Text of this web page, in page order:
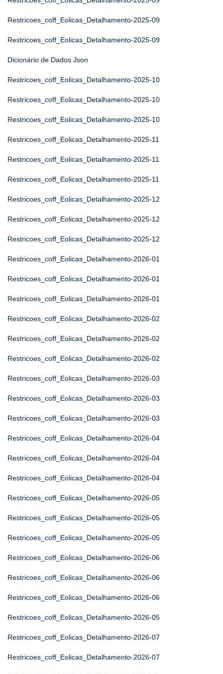
Restricoes_coff_Eolicas_Detalhamento-2025-09
Restricoes_coff_Eolicas_Detalhamento-2025-09
Dicionário de Dados Json
Restricoes_coff_Eolicas_Detalhamento-2025-10
Restricoes_coff_Eolicas_Detalhamento-2025-10
Restricoes_coff_Eolicas_Detalhamento-2025-10
Restricoes_coff_Eolicas_Detalhamento-2025-11
Restricoes_coff_Eolicas_Detalhamento-2025-11
Restricoes_coff_Eolicas_Detalhamento-2025-11
Restricoes_coff_Eolicas_Detalhamento-2025-12
Restricoes_coff_Eolicas_Detalhamento-2025-12
Restricoes_coff_Eolicas_Detalhamento-2025-12
Restricoes_coff_Eolicas_Detalhamento-2026-01
Restricoes_coff_Eolicas_Detalhamento-2026-01
Restricoes_coff_Eolicas_Detalhamento-2026-01
Restricoes_coff_Eolicas_Detalhamento-2026-02
Restricoes_coff_Eolicas_Detalhamento-2026-02
Restricoes_coff_Eolicas_Detalhamento-2026-02
Restricoes_coff_Eolicas_Detalhamento-2026-03
Restricoes_coff_Eolicas_Detalhamento-2026-03
Restricoes_coff_Eolicas_Detalhamento-2026-03
Restricoes_coff_Eolicas_Detalhamento-2026-04
Restricoes_coff_Eolicas_Detalhamento-2026-04
Restricoes_coff_Eolicas_Detalhamento-2026-04
Restricoes_coff_Eolicas_Detalhamento-2026-05
Restricoes_coff_Eolicas_Detalhamento-2026-05
Restricoes_coff_Eolicas_Detalhamento-2026-05
Restricoes_coff_Eolicas_Detalhamento-2026-06
Restricoes_coff_Eolicas_Detalhamento-2026-06
Restricoes_coff_Eolicas_Detalhamento-2026-06
Restricoes_coff_Eolicas_Detalhamento-2026-05
Restricoes_coff_Eolicas_Detalhamento-2026-07
Restricoes_coff_Eolicas_Detalhamento-2026-07